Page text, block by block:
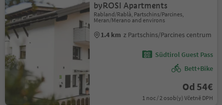
byROSI Apartments
Rabland/Rablà, Partschins/Parcines,
Meran/Merano and environs
1.4 km z Partschins/Parcines centrum
Südtirol Guest Pass
Bett+Bike
Od 54€
1 noc / 2 osob(y) Včetně DPH